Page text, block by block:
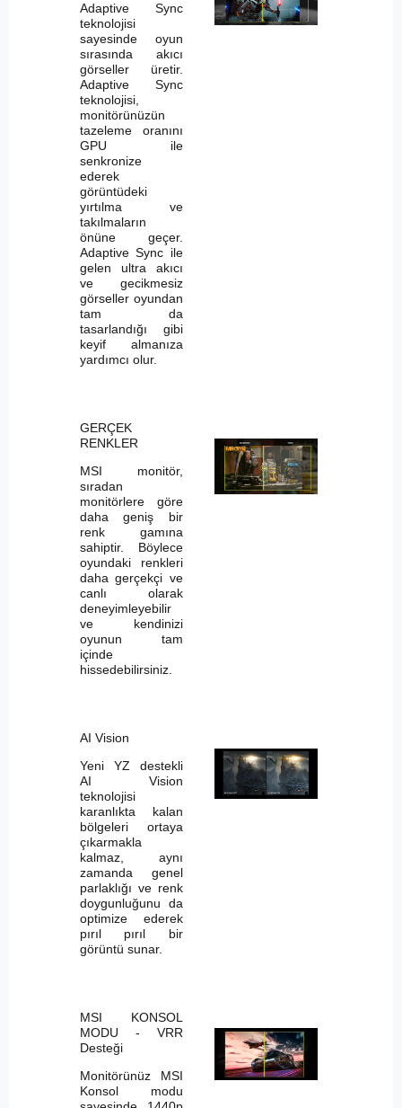
Adaptive Sync
teknolojisi
sayesinde oyun
sırasında akıcı
görseller üretir.
Adaptive Sync
teknolojisi,
monitörünüzün
tazeleme oranını
GPU ile
senkronize
ederek
görüntüdeki
yırtılma ve
takılmaların
önüne geçer.
Adaptive Sync ile
gelen ultra akıcı
ve gecikmesiz
görseller oyundan
tam da
tasarlandığı gibi
keyif almanıza
yardımcı olur.
GERÇEK
RENKLER
MSI monitör,
sıradan
monitörlere göre
daha geniş bir
renk gamına
sahiptir. Böylece
oyundaki renkleri
daha gerçekçi ve
canlı olarak
deneyimleyebilir
ve kendinizi
oyunun tam
içinde
hissedebilirsiniz.
AI Vision
Yeni YZ destekli
AI Vision
teknolojisi
karanlıkta kalan
bölgeleri ortaya
çıkarmakla
kalmaz, aynı
zamanda genel
parlaklığı ve renk
doygunluğunu da
optimize ederek
pırıl pırıl bir
görüntü sunar.
MSI KONSOL
MODU - VRR
Desteği
Monitörünüz MSI
Konsol modu